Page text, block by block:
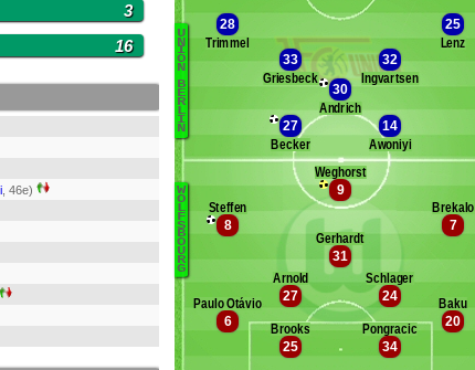
3
16
, 46e)
Banc des remplaçants Union Berlin
Bülter
Teuchert
Maciejewski
Karius
U
N
I
O
N
B
E
R
L
I
N
Banc des remplaçantsWolfsbourg
Guilavogui
Kasten
Siersleben
W
O
L
F
S
B
O
U
R
G
28
Trimmel
25
Lenz
33
Griesbeck
32
Ingvartsen
30
Andrich
27
Becker
14
Awoniyi
34
Pongracic
25
Brooks 20
Baku
6
Paulo Otávio 24
Schlager
27
Arnold
31
Gerhardt
7
Brekalo
8
Steffen
9
Weghorst